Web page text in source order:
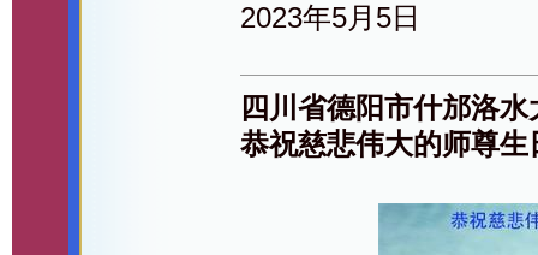
2023年5月5日
四川省德阳市什邡洛
恭祝慈悲伟大的师尊生